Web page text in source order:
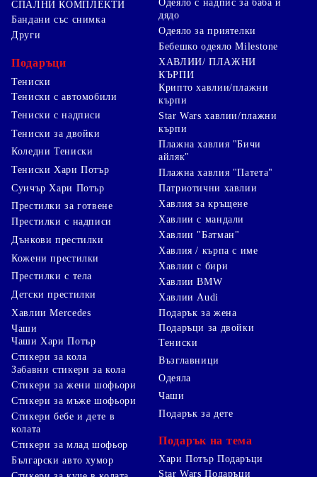
СПАЛНИ КОМПЛЕКТИ
Бандани със снимка
Други
Подаръци
Тениски
Тениски с автомобили
Тениски с надписи
Тениски за двойки
Коледни Тениски
Тениски Хари Потър
Суичър Хари Потър
Престилки за готвене
Престилки с надписи
Дънкови престилки
Кожени престилки
Престилки с тела
Детски престилки
Одеяло с надпис за баба и
дядо
Одеяло за приятелки
Бебешко одеяло Milestone
ХАВЛИИ/ ПЛАЖНИ
КЪРПИ
Крипто хавлии/плажни
кърпи
Star Wars хавлии/плажни
кърпи
Плажна хавлия "Бичи
айляк"
Плажна хавлия "Патета"
Патриотични хавлии
Хавлия за кръщене
Хавлии с мандали
Хавлии "Батман"
Хавлия / кърпа с име
Хавлии с бири
Хавлии BMW
Хавлии Audi
Хавлии Mercedes
Чаши
Чаши Хари Потър
Стикери за кола
Забавни стикери за кола
Стикери за жени шофьори
Стикери за мъже шофьори
Стикери бебе и дете в
колата
Стикери за млад шофьор
Български авто хумор
Подарък за жена
Подаръци за двойки
Тениски
Възглавници
Одеяла
Чаши
Подарък за дете
Подарък на тема
Хари Потър Подаръци
Star Wars Подаръци